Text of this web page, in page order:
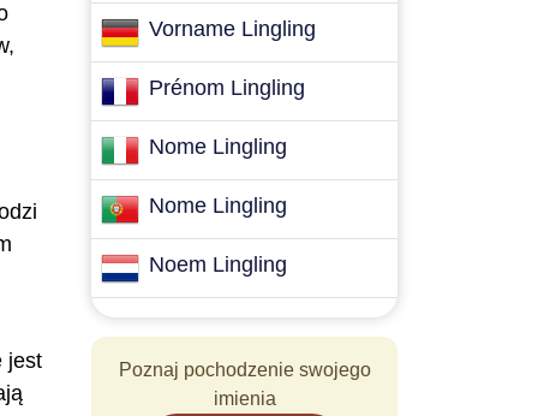
jest
Vorname Lingling
Prénom Lingling
Nome Lingling
Nome Lingling
Noem Lingling
Poznaj pochodzenie swojego
imienia